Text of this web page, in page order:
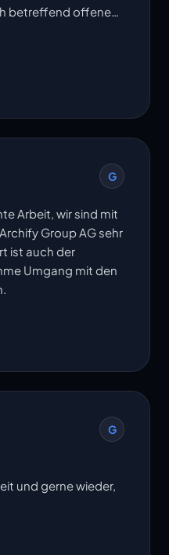
betreffend offenen
und
Ich freue mich
G
Arbeit, wir sind mit
Group AG sehr
ist auch der
Umgang mit den
G
und gerne wieder,